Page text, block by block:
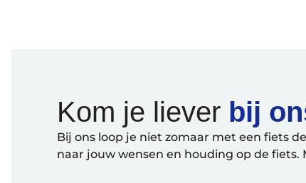
Kom je liever bij
Bij ons loop je niet zomaar met een fiets
naar jouw wensen en houding op de fiets.